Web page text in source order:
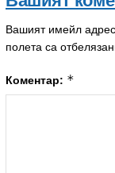
Вашият имейл
полета са
Коментар: *